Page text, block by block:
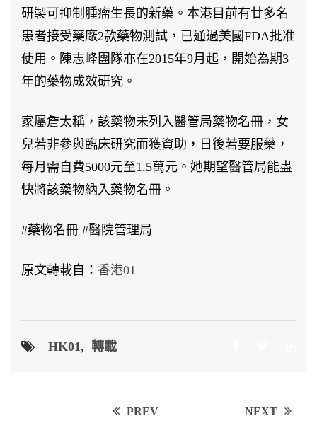
研製可抑制腫瘤生長的新藥。本港目前有廿多名
患者接受藥廠2款藥物測試，已通過美國FDA批准
使用。陳志峰團隊亦在2015年9月起，開始為期3
年的藥物成效研究。
家屬詹太稱，該藥物未列入醫管局藥物名冊，女
兒若非參與臨床研究而獲資助，日後若要服藥，
每月需自費5000元至1.5萬元。她期望醫管局能盡
快將該藥物納入藥物名冊。
#藥物名冊 #醫院管理局
原文轉載自： 香港01
HK01, 轉載
PREV NEXT